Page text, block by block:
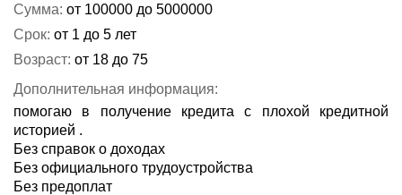
Сумма: от 100000 до 5000000
Срок: от 1 до 5 лет
Возраст: от 18 до 75
Дополнительная информация:
помогаю в получение кредита с плохой кредитной
историей .
Без справок о доходах
Без официального трудоустройства
Без предоплат